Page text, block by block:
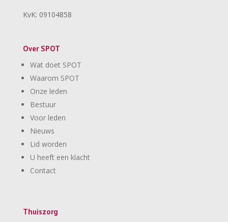
KvK: 09104858
Over SPOT
Wat doet SPOT
Waarom SPOT
Onze leden
Bestuur
Voor leden
Nieuws
Lid worden
U heeft een klacht
Contact
Thuiszorg